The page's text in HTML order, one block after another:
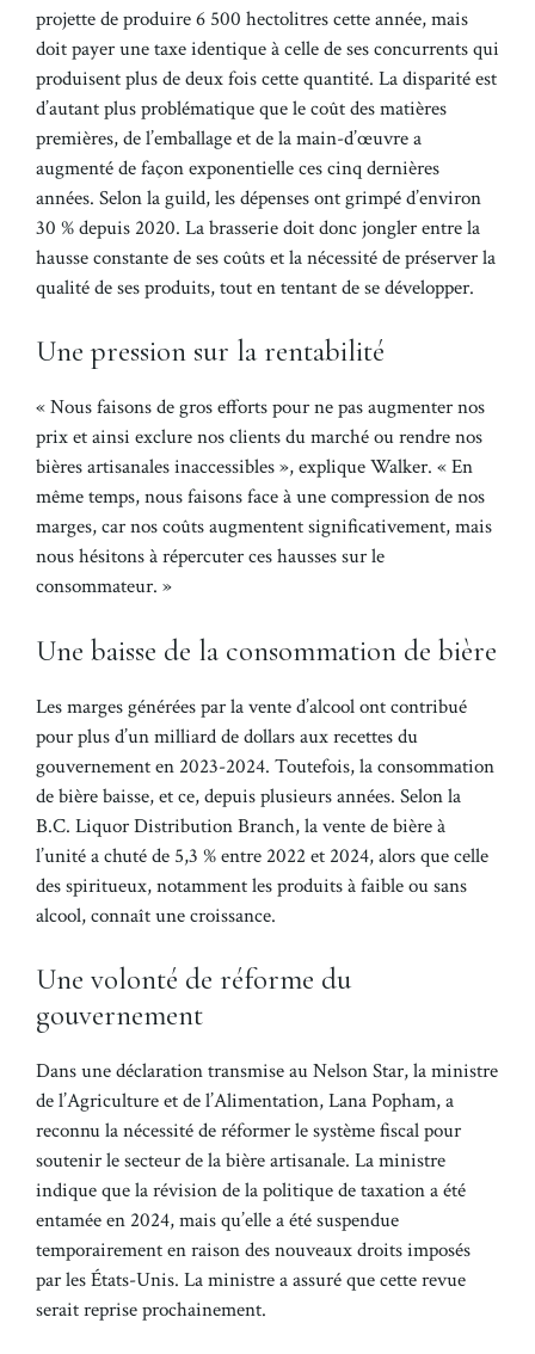
projette de produire 6 500 hectolitres cette année, mais
doit payer une taxe identique à celle de ses concurrents qui
produisent plus de deux fois cette quantité. La disparité est
d’autant plus problématique que le coût des matières
premières, de l’emballage et de la main-d’œuvre a
augmenté de façon exponentielle ces cinq dernières
années. Selon la guild, les dépenses ont grimpé d’environ
30 % depuis 2020. La brasserie doit donc jongler entre la
hausse constante de ses coûts et la nécessité de préserver la
qualité de ses produits, tout en tentant de se développer.
Une pression sur la rentabilité
« Nous faisons de gros efforts pour ne pas augmenter nos
prix et ainsi exclure nos clients du marché ou rendre nos
bières artisanales inaccessibles », explique Walker. « En
même temps, nous faisons face à une compression de nos
marges, car nos coûts augmentent significativement, mais
nous hésitons à répercuter ces hausses sur le
consommateur. »
Une baisse de la consommation de bière
Les marges générées par la vente d’alcool ont contribué
pour plus d’un milliard de dollars aux recettes du
gouvernement en 2023-2024. Toutefois, la consommation
de bière baisse, et ce, depuis plusieurs années. Selon la
B.C. Liquor Distribution Branch, la vente de bière à
l’unité a chuté de 5,3 % entre 2022 et 2024, alors que celle
des spiritueux, notamment les produits à faible ou sans
alcool, connaît une croissance.
Une volonté de réforme du
gouvernement
Dans une déclaration transmise au Nelson Star, la ministre
de l’Agriculture et de l’Alimentation, Lana Popham, a
reconnu la nécessité de réformer le système fiscal pour
soutenir le secteur de la bière artisanale. La ministre
indique que la révision de la politique de taxation a été
entamée en 2024, mais qu’elle a été suspendue
temporairement en raison des nouveaux droits imposés
par les États-Unis. La ministre a assuré que cette revue
serait reprise prochainement.